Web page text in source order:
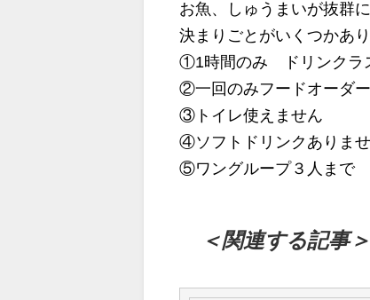
お魚、しゅうまいが抜群
決まりごとがいくつかあり
①1時間のみ ドリンクラ
②一回のみフードオーダー
③トイレ使えません
④ソフトドリンクありま
⑤ワングループ３人まで
＜関連する記事＞